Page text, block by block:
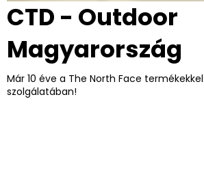
CTD - Outdoor
Magyarország
Már 10 éve a The North Face
szolgálatában!